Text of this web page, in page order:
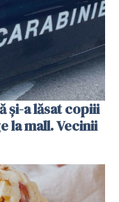
și-a lăsat copiii
la mall. Vecinii